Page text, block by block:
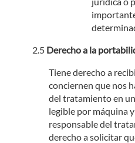
Derecho a la
Tiene derecho a
conciernen que nos
del tratamiento en
legible por máquina
responsable del
derecho a solicitar